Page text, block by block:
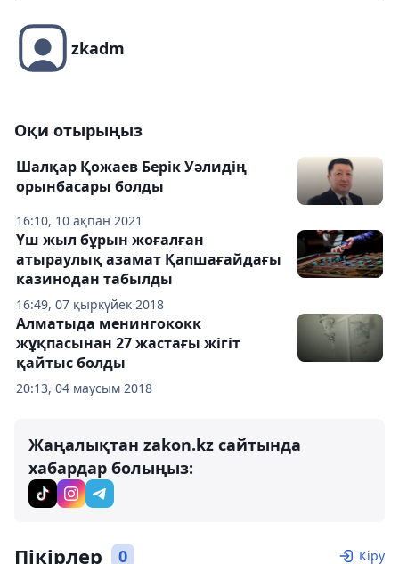
zkadm
Оқи отырыңыз
16:10, 10 ақпан 2021
Шалқар Қожаев Берік Уәлидің
орынбасары болды
16:49, 07 қыркүйек 2018
Үш жыл бұрын жоғалған
атыраулық азамат Қапшағайдағы
казинодан табылды
20:13, 04 маусым 2018
Алматыда менингококк
жұқпасынан 27 жастағы жігіт
қайтыс болды
Жаңалықтан zakon.kz сайтында
хабардар болыңыз:
Пікірлер 0 Кіру